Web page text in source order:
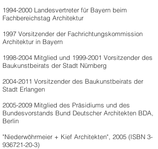
1994-2000 Landesvertreter für Bayern beim
Fachbereichstag Architektur
1997 Vorsitzender der Fachrichtungskommission
Architektur in Bayern
1998-2004 Mitglied und 1999-2001 Vorsitzender des
Baukunstbeirats der Stadt Nürnberg
2004-2011 Vorsitzender des Baukunstbeirats der
Stadt Erlangen
2005-2009 Mitglied des Präsidiums und des
Bundesvorstands Bund Deutscher Architekten BDA,
Berlin
"Niederwöhrmeier + Kief Architekten", 2005 (ISBN 3-
936721-20-3)